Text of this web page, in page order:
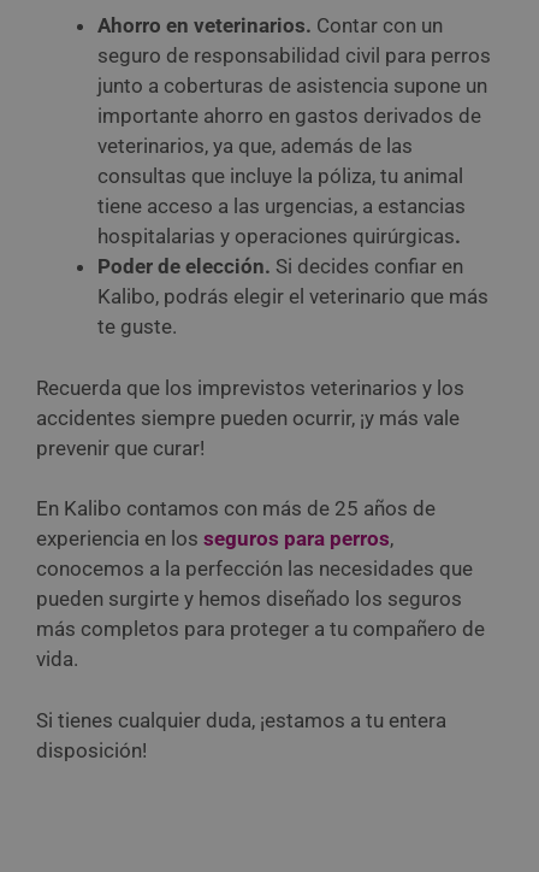
Ahorro en veterinarios. Contar con un
seguro de responsabilidad civil para perros
junto a coberturas de asistencia supone un
importante ahorro en gastos derivados de
veterinarios, ya que, además de las
consultas que incluye la póliza, tu animal
tiene acceso a las urgencias, a estancias
hospitalarias y operaciones quirúrgicas.
Poder de elección. Si decides confiar en
Kalibo, podrás elegir el veterinario que más
te guste.
Recuerda que los imprevistos veterinarios y los
accidentes siempre pueden ocurrir, ¡y más vale
prevenir que curar!
En Kalibo contamos con más de 25 años de
experiencia en los seguros para perros,
conocemos a la perfección las necesidades que
pueden surgirte y hemos diseñado los seguros
más completos para proteger a tu compañero de
vida.
Si tienes cualquier duda, ¡estamos a tu entera
disposición!